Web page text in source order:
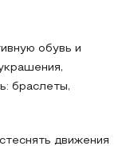
обувь и
браслеты,
движения